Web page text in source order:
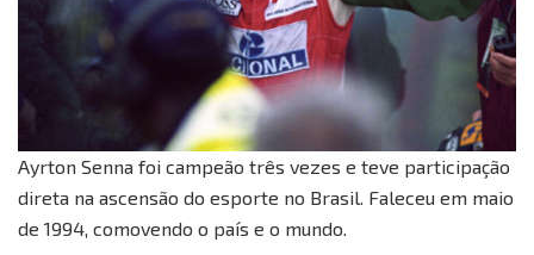
Ayrton Senna foi campeão três vezes e teve participação
direta na ascensão do esporte no Brasil. Faleceu em maio
de 1994, comovendo o país e o mundo.